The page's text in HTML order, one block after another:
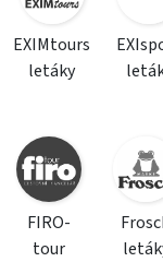
EXIMtours
letáky
FIRO-
tour